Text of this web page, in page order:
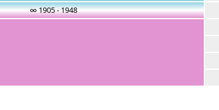
∞ 1905 - 1948